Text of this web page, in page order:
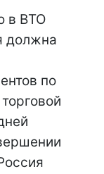
в ВТО
должна
по